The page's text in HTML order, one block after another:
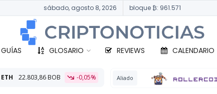
sábado, agosto 8, 2026 bloque ₿: 961.571
GLOSARIO REVIEWS CALENDARIO
-0,05% Aliado BTC